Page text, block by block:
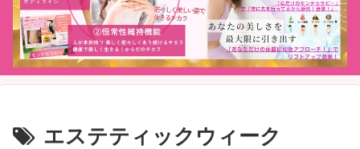
エステティックウィーク